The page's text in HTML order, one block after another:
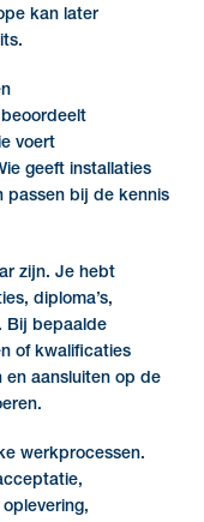
kan later
voert
geeft installaties
passen bij de kennis
zijn. Je hebt
diploma’s,
Bij bepaalde
of kwalificaties
en aansluiten op de
werkprocessen.